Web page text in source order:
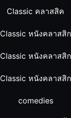
Classic คลาสสิค
Classic หนังคลาสสิก
Classic หนังคลาสสิก
Classic หนังคลาสสิก
comedies